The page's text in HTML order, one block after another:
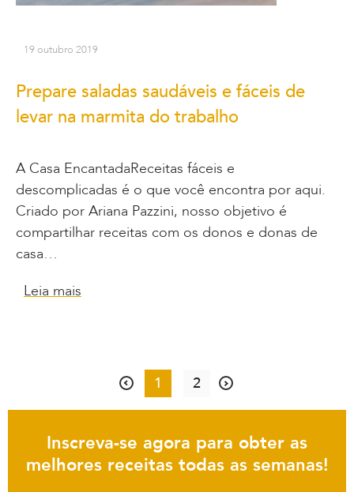
19 outubro 2019
Prepare saladas saudáveis e fáceis de
levar na marmita do trabalho
A Casa EncantadaReceitas fáceis e
descomplicadas é o que você encontra por aqui.
Criado por Ariana Pazzini, nosso objetivo é
compartilhar receitas com os donos e donas de
casa…
Leia mais
1 2
Inscreva-se agora para obter as
melhores receitas todas as semanas!